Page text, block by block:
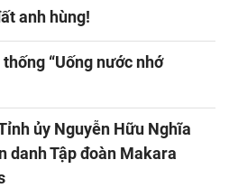
anh hùng!
“Uống nước nhớ
ủy Nguyễn Hữu Nghĩa
danh Tập đoàn Makara